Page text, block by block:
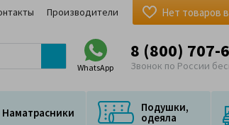
Производители Нет товаров
WhatsApp
8 (800) 707-
Звонок по России
Наматрасники Подушки,
одеяла